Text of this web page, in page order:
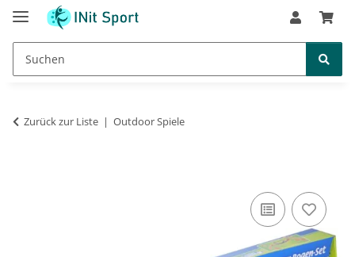
Zurück zur Liste Outdoor Spiele